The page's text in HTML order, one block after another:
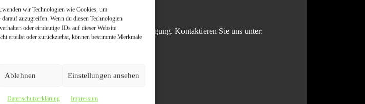
wir Technologien wie Cookies, um
zuzugreifen. Wenn du diesen Technologien
oder eindeutige IDs auf dieser Website
erteilst oder zurückziehst, können bestimmte Merkmale
Ablehnen Einstellungen ansehen
Datenschutzerklärung Impressum
stehen wir Ihnen gerne zur Verfügung. Kontaktieren Sie uns unter: